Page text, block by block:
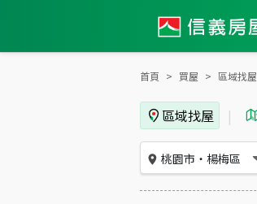
首頁 買屋 區域找屋
區域找屋 |
桃園市 ・ 楊梅區